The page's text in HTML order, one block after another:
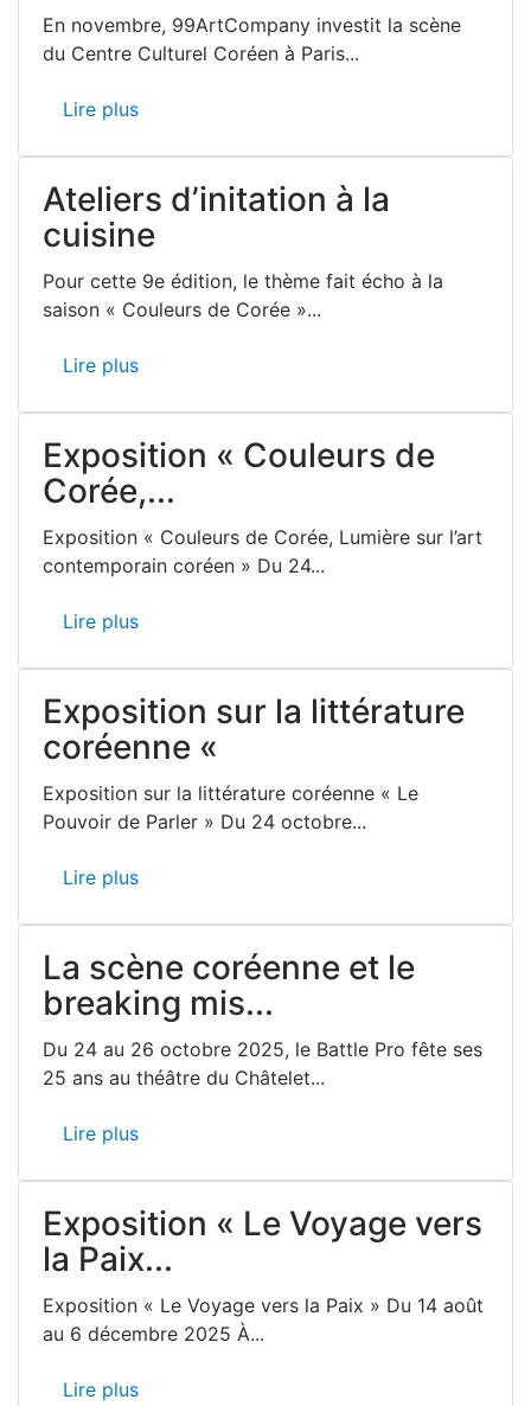
En novembre, 99ArtCompany investit la scène
du Centre Culturel Coréen à Paris...
Lire plus
Ateliers d’initation à la
cuisine
Pour cette 9e édition, le thème fait écho à la
saison « Couleurs de Corée »...
Lire plus
Exposition « Couleurs de
Corée,...
Exposition « Couleurs de Corée, Lumière sur l’art
contemporain coréen » Du 24...
Lire plus
Exposition sur la littérature
coréenne «
Exposition sur la littérature coréenne « Le
Pouvoir de Parler » Du 24 octobre...
Lire plus
La scène coréenne et le
breaking mis...
Du 24 au 26 octobre 2025, le Battle Pro fête ses
25 ans au théâtre du Châtelet...
Lire plus
Exposition « Le Voyage vers
la Paix...
Exposition « Le Voyage vers la Paix » Du 14 août
au 6 décembre 2025 À...
Lire plus